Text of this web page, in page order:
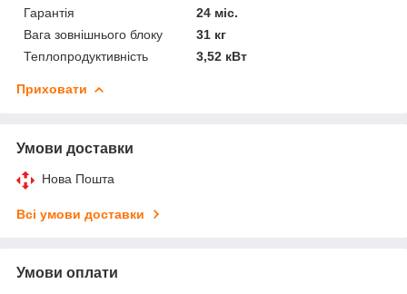
Гарантія
24 міс.
Вага зовнішнього блоку
31 кг
Теплопродуктивність
3,52 кВт
Приховати
Умови доставки
Нова Пошта
Всі умови доставки
Умови оплати